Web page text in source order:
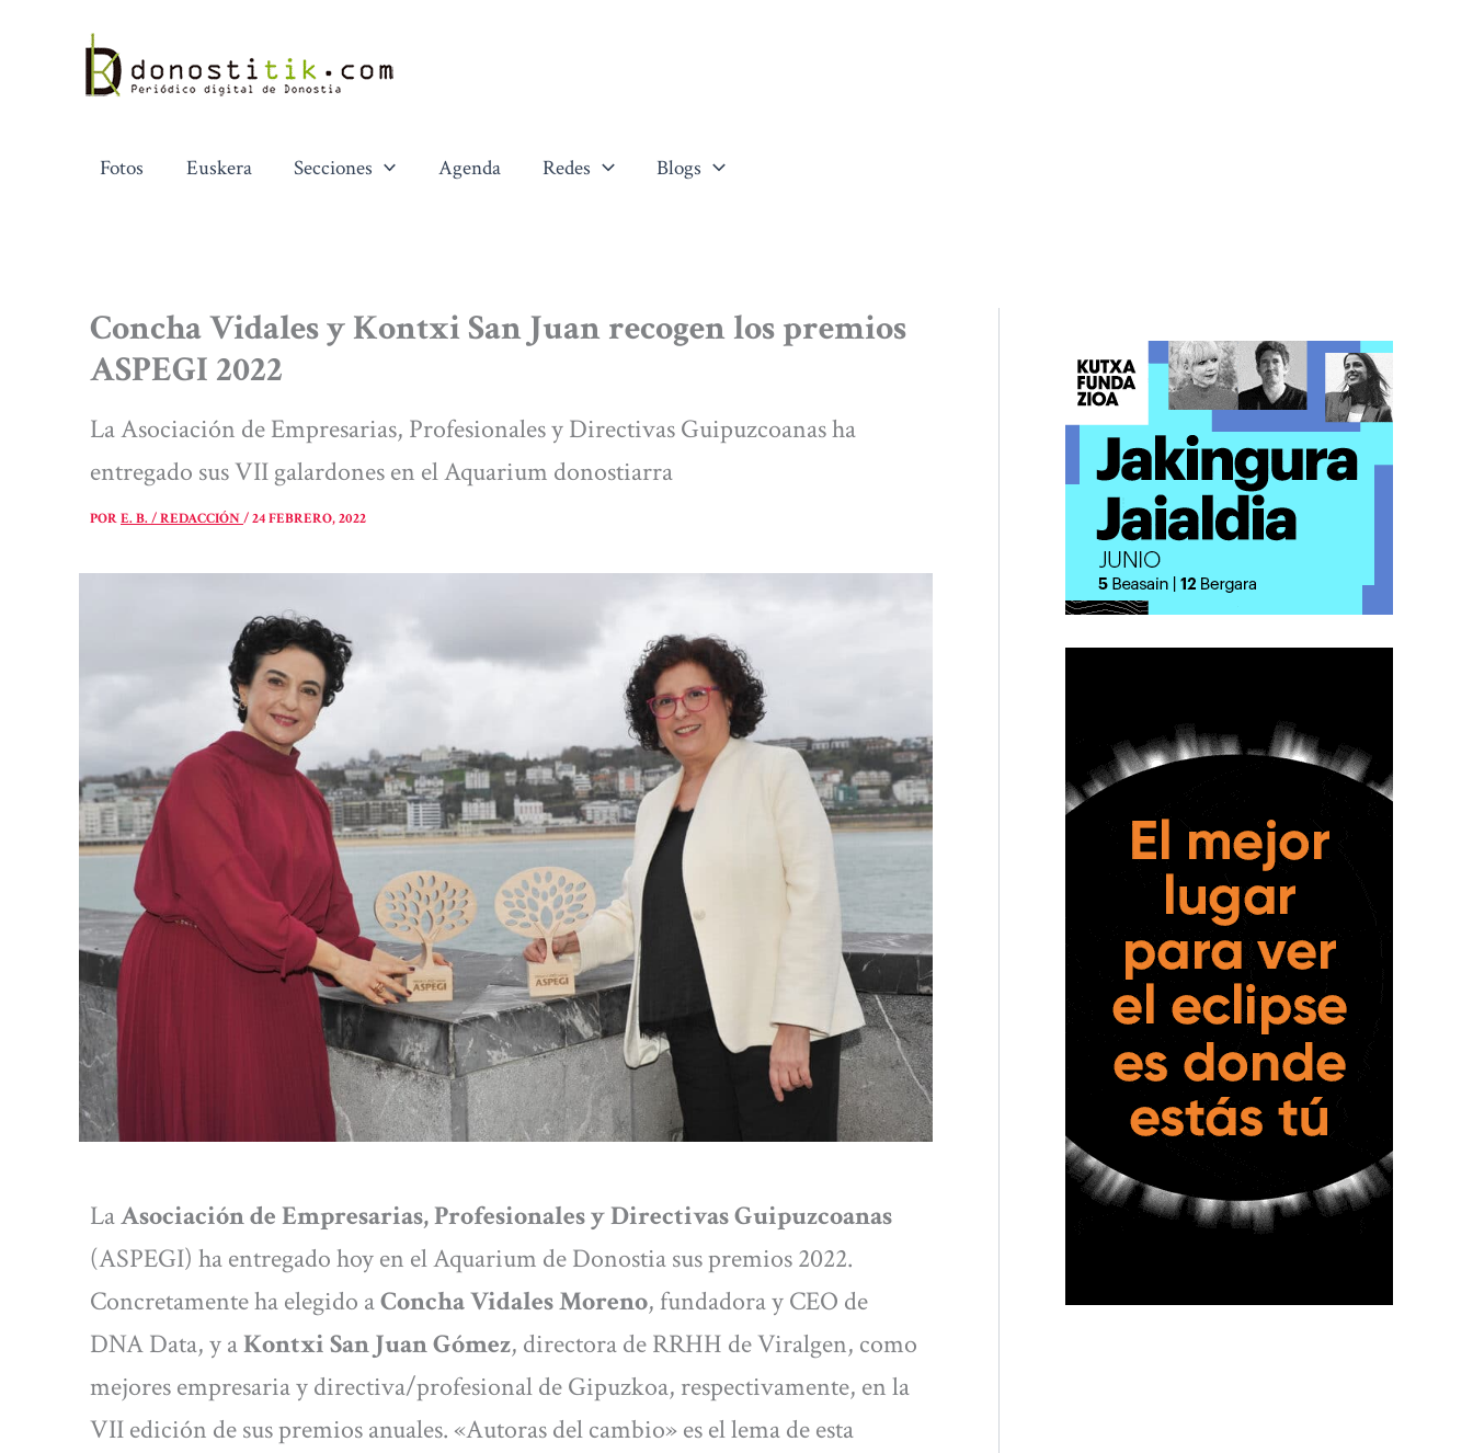
contenido
Fotos Euskera Secciones Agenda Redes Blogs
Concha Vidales y Kontxi San Juan recogen los premios
ASPEGI 2022
La Asociación de Empresarias, Profesionales y Directivas Guipuzcoanas ha
entregado sus VII galardones en el Aquarium donostiarra
PORE. B. / REDACCIÓN/24 FEBRERO, 2022
LaAsociación de Empresarias, Profesionales y Directivas Guipuzcoanas
(ASPEGI) ha entregado hoy en el Aquarium de Donostia sus premios 2022.
Concretamente ha elegido aConcha Vidales Moreno, fundadora y CEO de
DNA Data, y aKontxi San Juan Gómez, directora de RRHH de Viralgen, como
mejores empresaria y directiva/profesional de Gipuzkoa, respectivamente, en la
VII edición de sus premios anuales. «Autoras del cambio» es el lema de esta